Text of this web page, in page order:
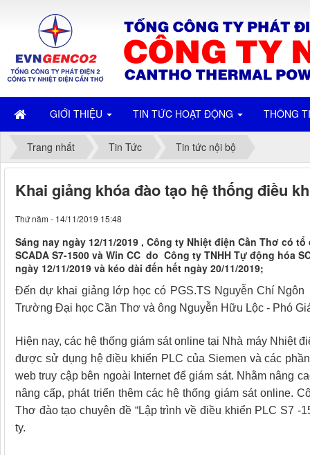
GIỚI THIỆU TIN TỨC HOẠT ĐỘNG THÔNG
Trang nhất Tin Tức Tin tức nội bộ
Khai giảng khóa đào tạo hệ thống điều
Thứ năm - 14/11/2019 15:48
​​​​​​​Sáng nay ngày 12/11/2019 , Công ty Nhiệt điện Cần Thơ có
SCADA S7-1500 và Win CC do Công ty TNHH Tự động hóa
ngày 12/11/2019 và kéo dài đến hết ngày 20/11/2019;
Đến dự khai giảng lớp học có PGS.TS Nguyễn Chí
Trường Đại học Cần Thơ và ông Nguyễn Hữu Lộc - Phó
Hiện nay, các hệ thống giám sát online tại Nhà máy Nhiệt
được sử dụng hệ điều khiển PLC của Siemen và các
web truy cập bên ngoài Internet để giám sát. Nhằm nâng
nâng cấp, phát triển thêm các hệ thống giám sát online.
Thơ đào tạo chuyên đề “Lập trình về điều khiển PLC S7
ty.